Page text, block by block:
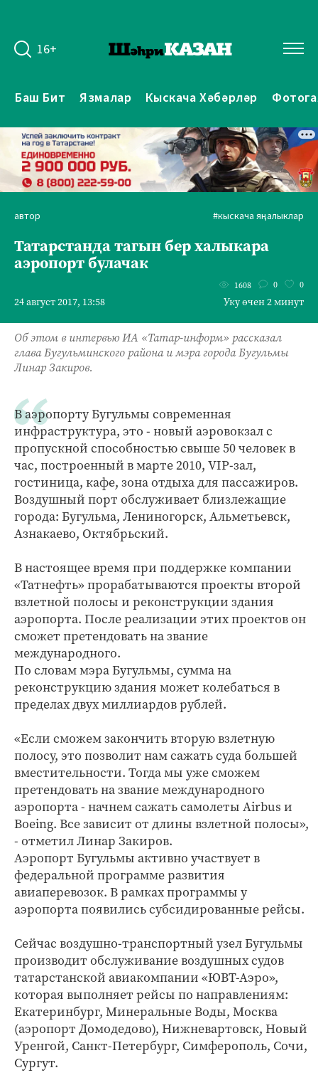
16+
Баш Бит Язмалар Кыскача Хәбәрләр
автор #кыскача яңалыклар
Татарстанда тагын бер халыкара
аэропорт булачак
24 август 2017, 13:58
1608 0 0
Уку өчен 2 минут
Об этом в интервью ИА «Татар-информ» рассказал
глава Бугульминского района и мэра города Бугульмы
Линар Закиров.
В аэропорту Бугульмы современная
инфраструктура, это - новый аэровокзал с
пропускной способностью свыше 50 человек в
час, построенный в марте 2010, VIP-зал,
гостиница, кафе, зона отдыха для пассажиров.
Воздушный порт обслуживает близлежащие
города: Бугульма, Лениногорск, Альметьевск,
Азнакаево, Октябрьский.
В настоящее время при поддержке компании
«Татнефть» прорабатываются проекты второй
взлетной полосы и реконструкции здания
аэропорта. После реализации этих проектов он
сможет претендовать на звание
международного.
По словам мэра Бугульмы, сумма на
реконструкцию здания может колебаться в
пределах двух миллиардов рублей.
«Если сможем закончить вторую взлетную
полосу, это позволит нам сажать суда большей
вместительности. Тогда мы уже сможем
претендовать на звание международного
аэропорта - начнем сажать самолеты Airbus и
Boeing. Все зависит от длины взлетной полосы»,
- отметил Линар Закиров.
Аэропорт Бугульмы активно участвует в
федеральной программе развития
авиаперевозок. В рамках программы у
аэропорта появились субсидированные рейсы.
Сейчас воздушно-транспортный узел Бугульмы
производит обслуживание воздушных судов
татарстанской авиакомпании «ЮВТ-Аэро»,
которая выполняет рейсы по направлениям:
Екатеринбург, Минеральные Воды, Москва
(аэропорт Домодедово), Нижневартовск, Новый
Уренгой, Санкт-Петербург, Симферополь, Сочи,
Сургут.